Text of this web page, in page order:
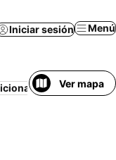
Iniciar sesión Menú
Ver mapa